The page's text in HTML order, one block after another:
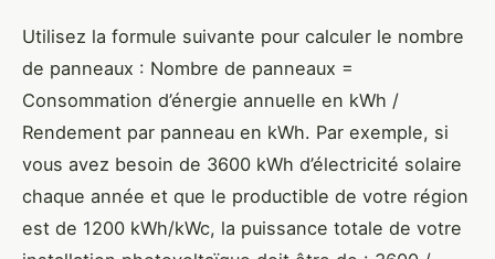
Utilisez la formule suivante pour calculer le nombre
de panneaux : Nombre de panneaux =
Consommation d’énergie annuelle en kWh /
Rendement par panneau en kWh. Par exemple, si
vous avez besoin de 3600 kWh d’électricité solaire
chaque année et que le productible de votre région
est de 1200 kWh/kWc, la puissance totale de votre